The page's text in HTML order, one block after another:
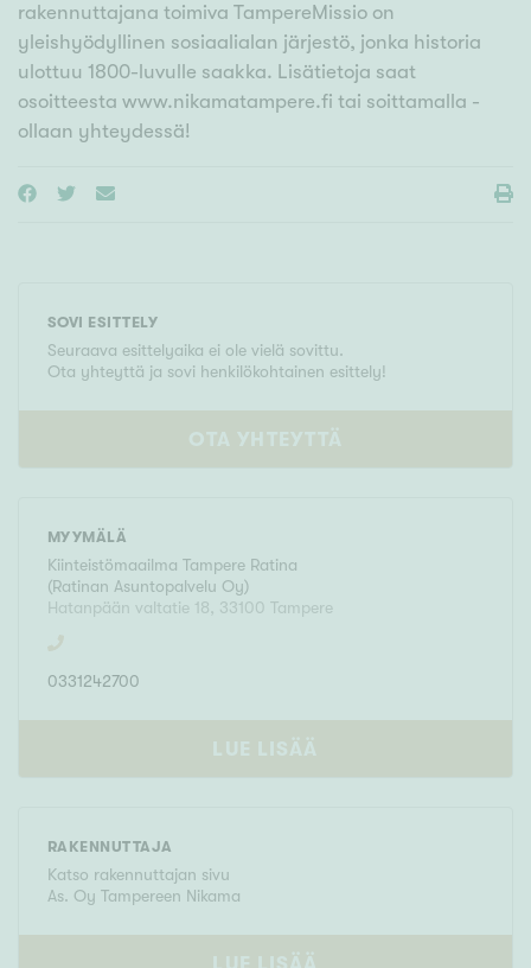
rakennuttajana toimiva TampereMissio on
yleishyödyllinen sosiaalialan järjestö, jonka historia
ulottuu 1800-luvulle saakka. Lisätietoja saat
osoitteesta www.nikamatampere.fi tai soittamalla -
ollaan yhteydessä!
SOVI ESITTELY
Seuraava esittelyaika ei ole vielä sovittu.
Ota yhteyttä ja sovi henkilökohtainen esittely!
OTA YHTEYTTÄ
MYYMÄLÄ
Kiinteistömaailma Tampere Ratina
(Ratinan Asuntopalvelu Oy)
Hatanpään valtatie 18, 33100 Tampere
0331242700
LUE LISÄÄ
RAKENNUTTAJA
Katso rakennuttajan sivu
As. Oy Tampereen Nikama